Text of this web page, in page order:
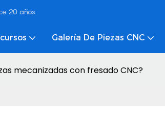
20 años
Galería De Piezas CNC
mecanizadas con fresado CNC?